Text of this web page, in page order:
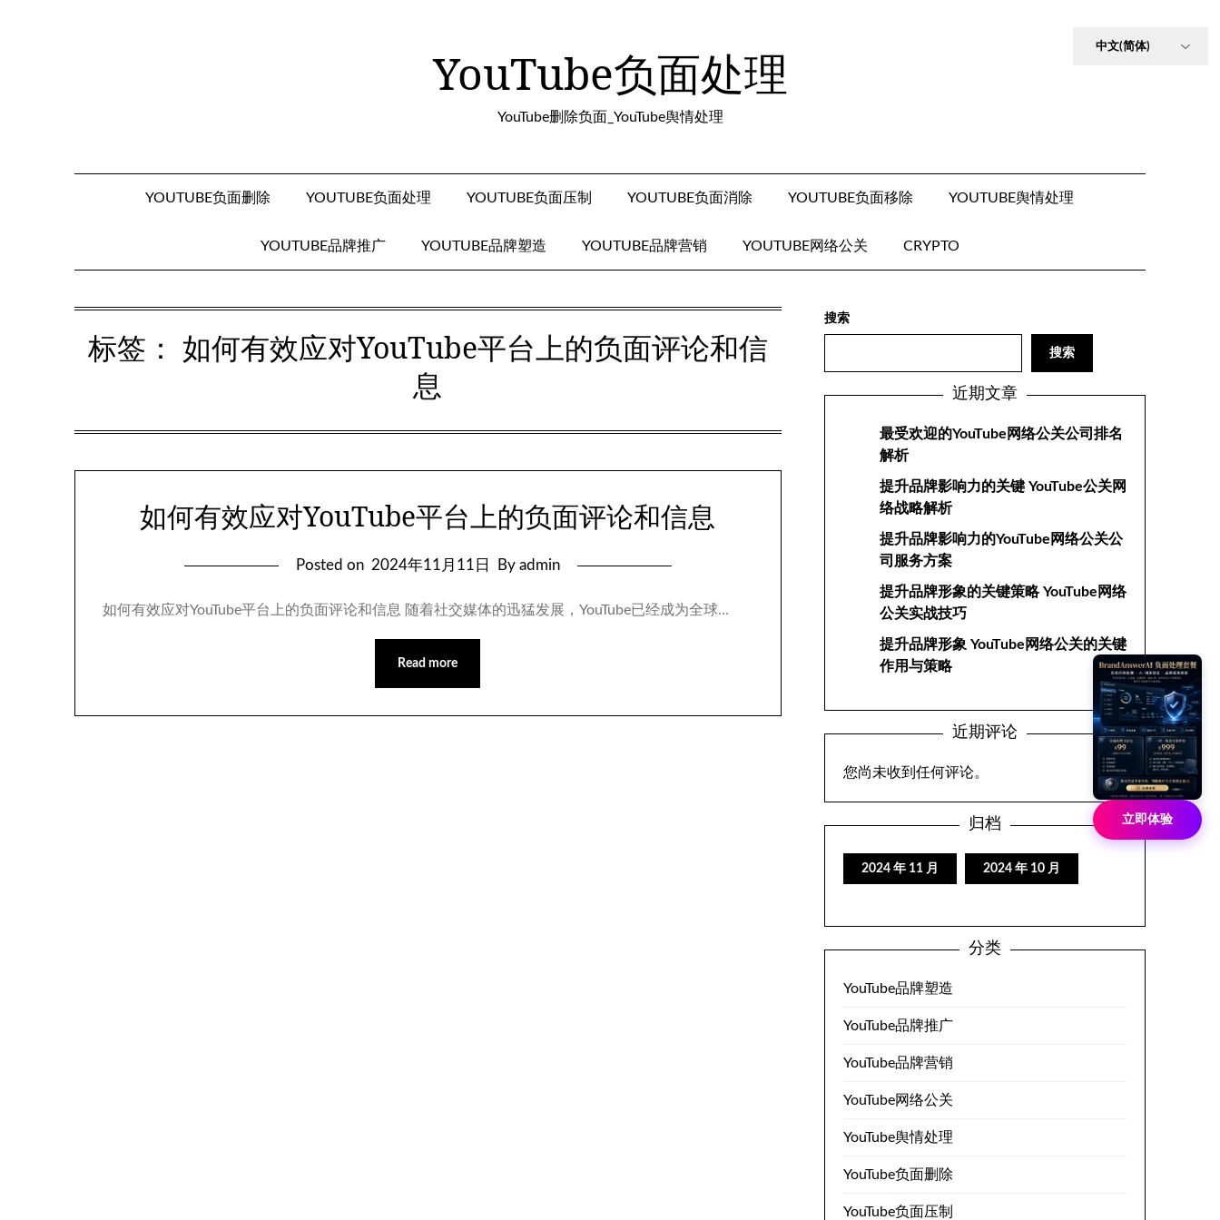
YouTube负面处理
YouTube删除负面_YouTube舆情处理
YOUTUBE负面删除 YOUTUBE负面处理 YOUTUBE负面压制 YOUTUBE负面消除 YOUTUBE负面移除 YOUTUBE舆情处理
YOUTUBE品牌推广 YOUTUBE品牌塑造 YOUTUBE品牌营销 YOUTUBE网络公关 CRYPTO
标签： 如何有效应对YouTube平台上的负面评论和信
息
如何有效应对YouTube平台上的负面评论和信息
Posted on 2024年11月11日 By admin
如何有效应对YouTube平台上的负面评论和信息 随着社交媒体的迅猛发展，YouTube已经成为全球…
Read more
搜索
搜索
近期文章
最受欢迎的YouTube网络公关公司排名
解析
提升品牌影响力的关键 YouTube公关网
络战略解析
提升品牌影响力的YouTube网络公关公
司服务方案
提升品牌形象的关键策略 YouTube网络
公关实战技巧
提升品牌形象 YouTube网络公关的关键
作用与策略
近期评论
您尚未收到任何评论。
归档
2024 年 11 月 2024 年 10 月
分类
YouTube品牌塑造
YouTube品牌推广
YouTube品牌营销
YouTube网络公关
YouTube舆情处理
YouTube负面删除
YouTube负面压制
立即体验